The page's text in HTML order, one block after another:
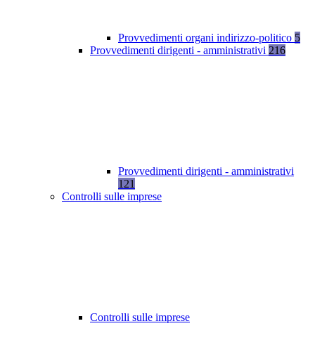
Provvedimenti organi indirizzo-politico 5
Provvedimenti dirigenti - amministrativi 216
Provvedimenti dirigenti - amministrativi
121
Controlli sulle imprese
Controlli sulle imprese